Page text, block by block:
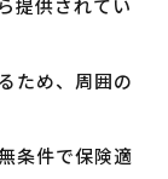
提供されてい
ため、周囲の
条件で保険適